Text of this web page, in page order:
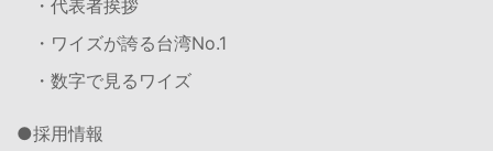
・代表者挨拶
・ワイズが誇る台湾No.1
・数字で見るワイズ
採用情報